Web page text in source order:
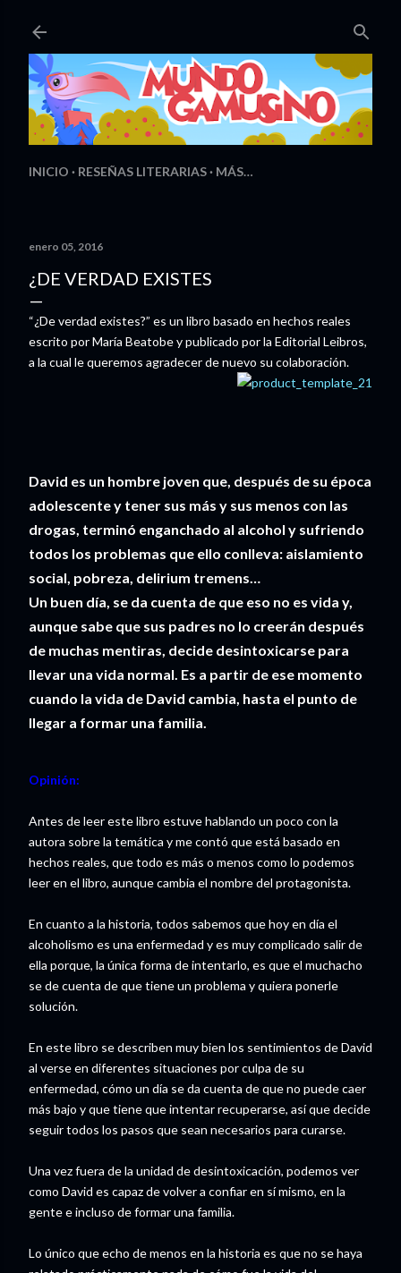
INICIO RESEÑAS LITERARIAS MÁS…
enero 05, 2016
¿DE VERDAD EXISTES
“¿De verdad existes?” es un libro basado en hechos reales
escrito por María Beatobe y publicado por la Editorial Leibros,
a la cual le queremos agradecer de nuevo su colaboración.
David es un hombre joven que, después de su época
adolescente y tener sus más y sus menos con las
drogas, terminó enganchado al alcohol y sufriendo
todos los problemas que ello conlleva: aislamiento
social, pobreza, delirium tremens…
Un buen día, se da cuenta de que eso no es vida y,
aunque sabe que sus padres no lo creerán después
de muchas mentiras, decide desintoxicarse para
llevar una vida normal. Es a partir de ese momento
cuando la vida de David cambia, hasta el punto de
llegar a formar una familia.
Opinión:
Antes de leer este libro estuve hablando un poco con la
autora sobre la temática y me contó que está basado en
hechos reales, que todo es más o menos como lo podemos
leer en el libro, aunque cambia el nombre del protagonista.
En cuanto a la historia, todos sabemos que hoy en día el
alcoholismo es una enfermedad y es muy complicado salir de
ella porque, la única forma de intentarlo, es que el muchacho
se de cuenta de que tiene un problema y quiera ponerle
solución.
En este libro se describen muy bien los sentimientos de David
al verse en diferentes situaciones por culpa de su
enfermedad, cómo un día se da cuenta de que no puede caer
más bajo y que tiene que intentar recuperarse, así que decide
seguir todos los pasos que sean necesarios para curarse.
Una vez fuera de la unidad de desintoxicación, podemos ver
como David es capaz de volver a confiar en sí mismo, en la
gente e incluso de formar una familia.
Lo único que echo de menos en la historia es que no se haya